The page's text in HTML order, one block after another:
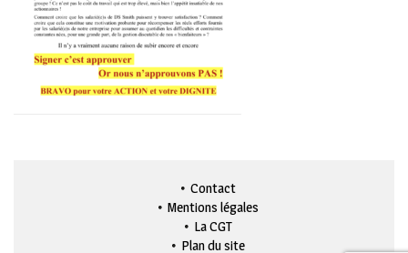
Contact
Mentions légales
La CGT
Plan du site